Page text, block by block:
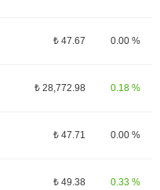
₺ 47.67 0.00 %
₺ 28,772.98 0.18 %
₺ 47.71 0.00 %
₺ 49.38 0.33 %